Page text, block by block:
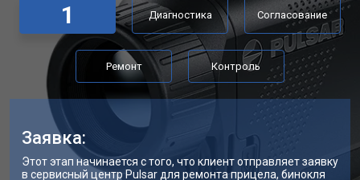
1 Диагностика Согласование
Ремонт Контроль
Заявка:
Этот этап начинается с того, что клиент отправляет заявку
в сервисный центр Pulsar для ремонта прицела, бинокля